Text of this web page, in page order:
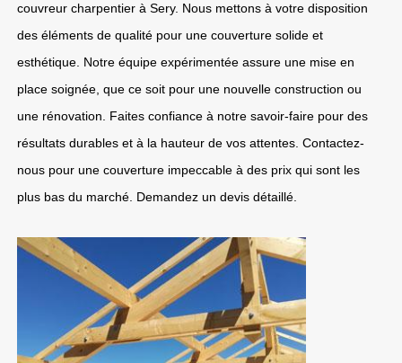
couvreur charpentier à Sery. Nous mettons à votre disposition
des éléments de qualité pour une couverture solide et
esthétique. Notre équipe expérimentée assure une mise en
place soignée, que ce soit pour une nouvelle construction ou
une rénovation. Faites confiance à notre savoir-faire pour des
résultats durables et à la hauteur de vos attentes. Contactez-
nous pour une couverture impeccable à des prix qui sont les
plus bas du marché. Demandez un devis détaillé.